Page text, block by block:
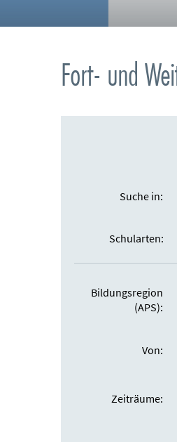
Fort- und
Suche in:
Schularten:
Bildungsregion
(APS):
Von:
Zeiträume: